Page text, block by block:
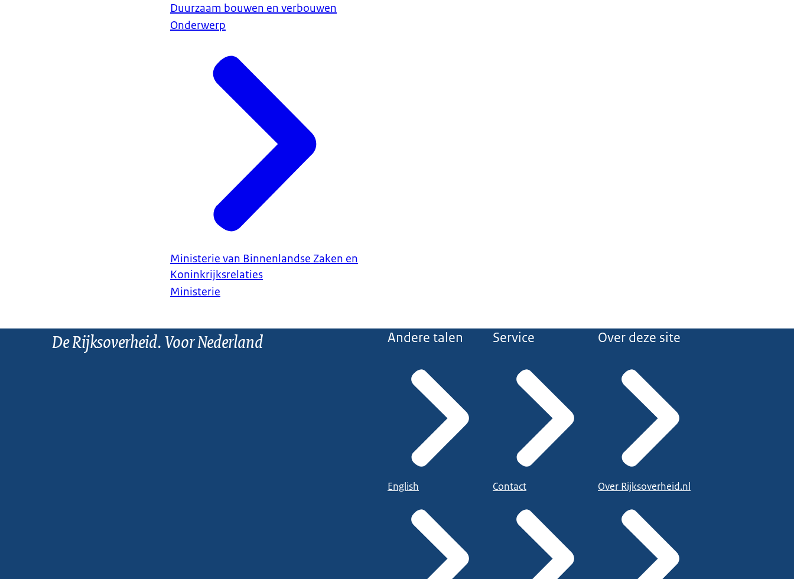
Duurzaam bouwen en verbouwen
Onderwerp
Ministerie van Binnenlandse Zaken en
Koninkrijksrelaties
Ministerie
De Rijksoverheid. Voor Nederland Andere talen
English
Service
Contact
Over deze site
Over Rijksoverheid.nl